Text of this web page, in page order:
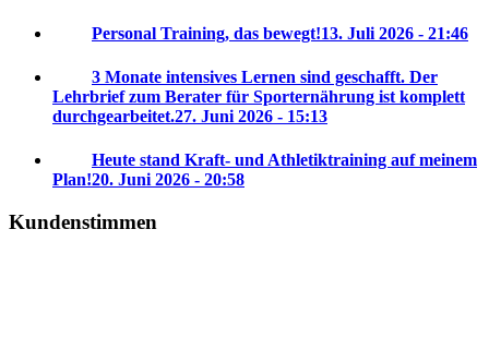
Personal Training, das bewegt!13. Juli 2026 - 21:46
3 Monate intensives Lernen sind geschafft. Der
Lehrbrief zum Berater für Sporternährung ist komplett
durchgearbeitet.27. Juni 2026 - 15:13
Heute stand Kraft- und Athletiktraining auf meinem
Plan!20. Juni 2026 - 20:58
Kundenstimmen